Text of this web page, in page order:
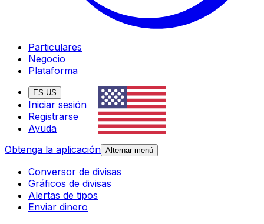
Particulares
Negocio
Plataforma
ES-US
Iniciar sesión
Registrarse
Ayuda
Obtenga la aplicación Alternar menú
Conversor de divisas
Gráficos de divisas
Alertas de tipos
Enviar dinero